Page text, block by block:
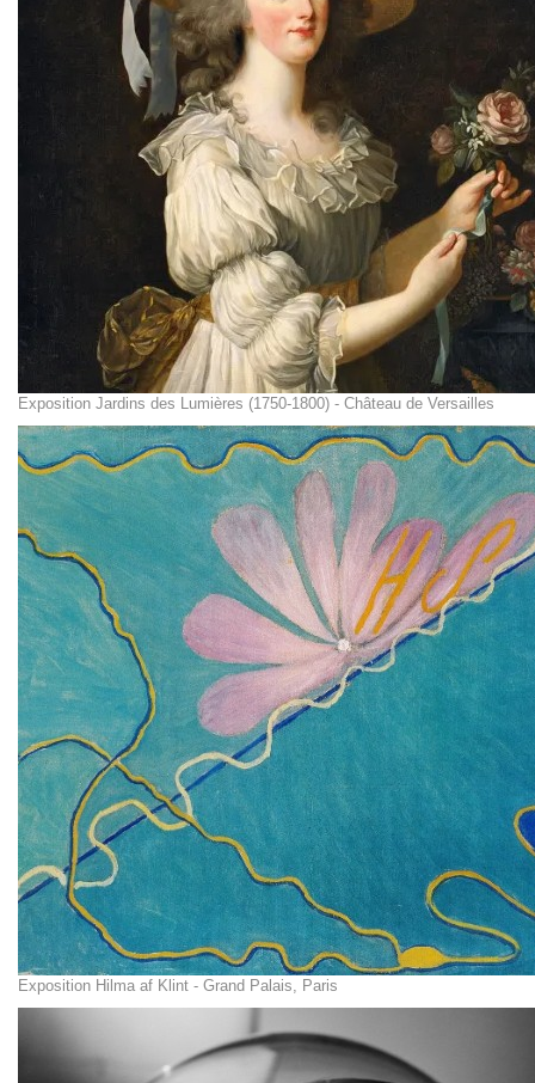
Exposition Jardins des Lumières (1750-1800) - Château de Versailles
Exposition Hilma af Klint - Grand Palais, Paris